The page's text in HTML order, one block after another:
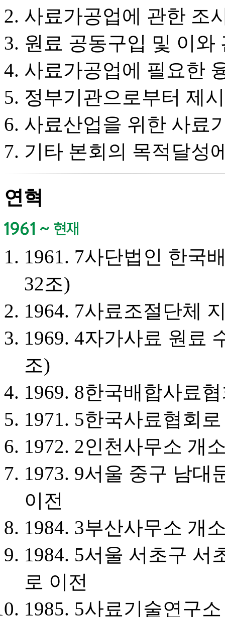
사료가공업에 관한 조
원료 공동구입 및 이와
사료가공업에 필요한
정부기관으로부터 제
사료산업을 위한 사료
기타 본회의 목적달성
연혁
1961. 7사단법인 한국
32조)
1964. 7사료조절단체
1969. 4자가사료 원료
조)
1969. 8한국배합사료
1971. 5한국사료협회
1972. 2인천사무소 개
1973. 9서울 중구 남대
이전
1984. 3부산사무소 개
1984. 5서울 서초구 서
로 이전
1985. 5사료기술연구